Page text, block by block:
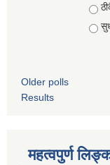
Older polls
Results
महत्वपुर्ण